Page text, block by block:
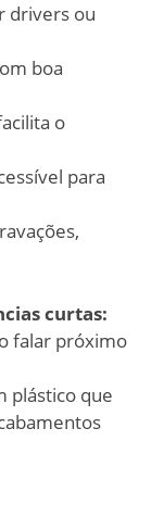
drivers ou
boa
o
para
curtas:
falar próximo
plástico que